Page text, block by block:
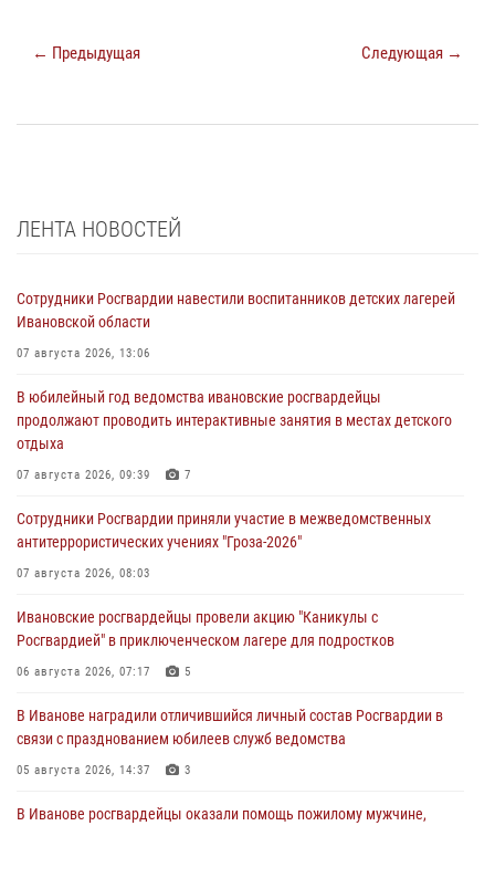
← Предыдущая Следующая →
ЛЕНТА НОВОСТЕЙ
Сотрудники Росгвардии навестили воспитанников детских лагерей
Ивановской области
07 августа 2026, 13:06
В юбилейный год ведомства ивановские росгвардейцы
продолжают проводить интерактивные занятия в местах детского
отдыха
07 августа 2026, 09:39 7
Сотрудники Росгвардии приняли участие в межведомственных
антитеррористических учениях "Гроза-2026"
07 августа 2026, 08:03
Ивановские росгвардейцы провели акцию "Каникулы с
Росгвардией" в приключенческом лагере для подростков
06 августа 2026, 07:17 5
В Иванове наградили отличившийся личный состав Росгвардии в
связи с празднованием юбилеев служб ведомства
05 августа 2026, 14:37 3
В Иванове росгвардейцы оказали помощь пожилому мужчине,